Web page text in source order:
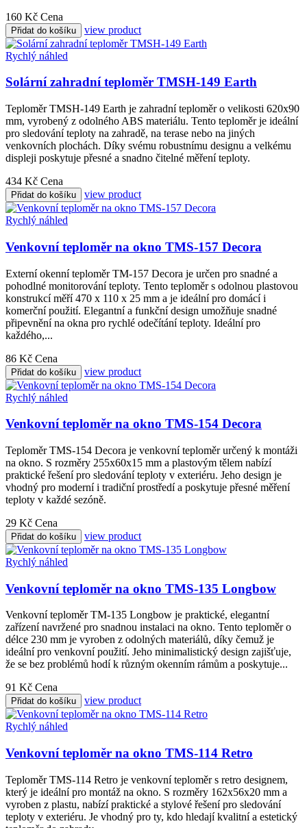
160 Kč Cena
Přidat do košíku view product
Rychlý náhled
Solární zahradní teploměr TMSH-149 Earth
Teploměr TMSH-149 Earth je zahradní teploměr o velikosti 620x90
mm, vyrobený z odolného ABS materiálu. Tento teploměr je ideální
pro sledování teploty na zahradě, na terase nebo na jiných
venkovních plochách. Díky svému robustnímu designu a velkému
displeji poskytuje přesné a snadno čitelné měření teploty.
434 Kč Cena
Přidat do košíku view product
Rychlý náhled
Venkovní teploměr na okno TMS-157 Decora
Externí okenní teploměr TM-157 Decora je určen pro snadné a
pohodlné monitorování teploty. Tento teploměr s odolnou plastovou
konstrukcí měří 470 x 110 x 25 mm a je ideální pro domácí i
komerční použití. Elegantní a funkční design umožňuje snadné
připevnění na okna pro rychlé odečítání teploty. Ideální pro
každého,...
86 Kč Cena
Přidat do košíku view product
Rychlý náhled
Venkovní teploměr na okno TMS-154 Decora
Teploměr TMS-154 Decora je venkovní teploměr určený k montáži
na okno. S rozměry 255x60x15 mm a plastovým tělem nabízí
praktické řešení pro sledování teploty v exteriéru. Jeho design je
vhodný pro moderní i tradiční prostředí a poskytuje přesné měření
teploty v každé sezóně.
29 Kč Cena
Přidat do košíku view product
Rychlý náhled
Venkovní teploměr na okno TMS-135 Longbow
Venkovní teploměr TM-135 Longbow je praktické, elegantní
zařízení navržené pro snadnou instalaci na okno. Tento teploměr o
délce 230 mm je vyroben z odolných materiálů, díky čemuž je
ideální pro venkovní použití. Jeho minimalistický design zajišťuje,
že se bez problémů hodí k různým okenním rámům a poskytuje...
91 Kč Cena
Přidat do košíku view product
Rychlý náhled
Venkovní teploměr na okno TMS-114 Retro
Teploměr TMS-114 Retro je venkovní teploměr s retro designem,
který je ideální pro montáž na okno. S rozměry 162x56x20 mm a
vyroben z plastu, nabízí praktické a stylové řešení pro sledování
teploty v exteriéru. Je vhodný pro ty, kdo hledají kvalitní a estetický